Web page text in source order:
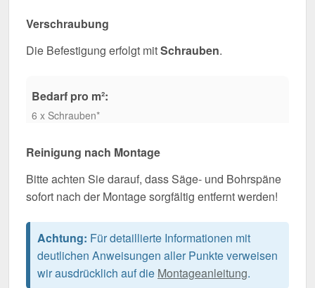
Verschraubung
Die Befestigung erfolgt mitSchrauben.
Bedarf pro m²:
6 x Schrauben*
Reinigung nach Montage
Bitte achten Sie darauf, dass Säge- und Bohrspäne
sofort nach der Montage sorgfältig entfernt werden!
Achtung: Für detaillierte Informationen mit
deutlichen Anweisungen aller Punkte verweisen
wir ausdrücklich auf die Montageanleitung.